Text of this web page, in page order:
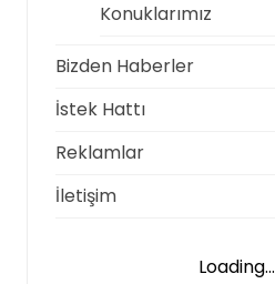
Konuklarımız
Bizden Haberler
İstek Hattı
Reklamlar
İletişim
Loading...